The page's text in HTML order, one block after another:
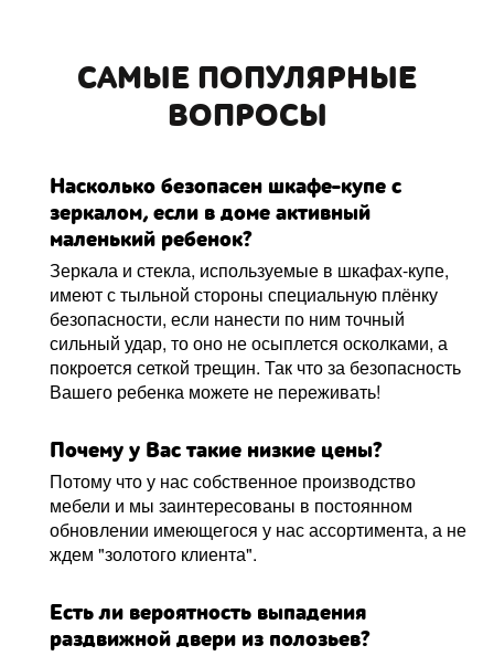
САМЫЕ ПОПУЛЯРНЫЕ
ВОПРОСЫ
Насколько безопасен шкафе-купе с
зеркалом, если в доме активный
маленький ребенок?
Зеркала и стекла, используемые в шкафах-купе,
имеют с тыльной стороны специальную плёнку
безопасности, если нанести по ним точный
сильный удар, то оно не осыплется осколками, а
покроется сеткой трещин. Так что за безопасность
Вашего ребенка можете не переживать!
Почему у Вас такие низкие цены?
Потому что у нас собственное производство
мебели и мы заинтересованы в постоянном
обновлении имеющегося у нас ассортимента, а не
ждем "золотого клиента".
Есть ли вероятность выпадения
раздвижной двери из полозьев?